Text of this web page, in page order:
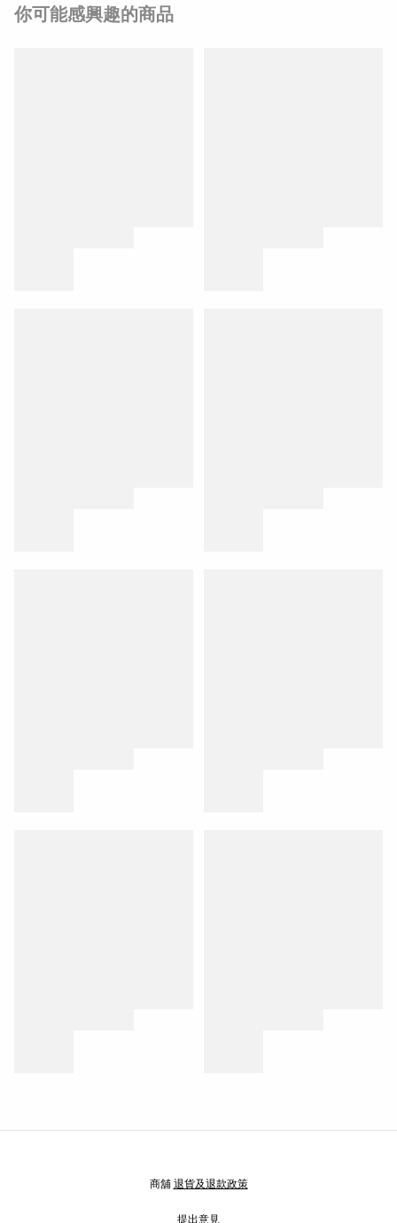
你可能感興趣的商品
商舖 退貨及退款政策
提出意見